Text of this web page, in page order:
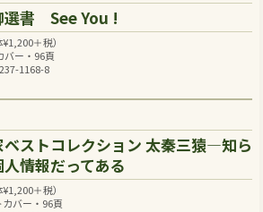
選書 See You !
¥1,200＋税）
バー・96頁
1168-8
ベストコレクション 太秦三猿―知ら
情報だってある
¥1,200＋税）
バー・96頁